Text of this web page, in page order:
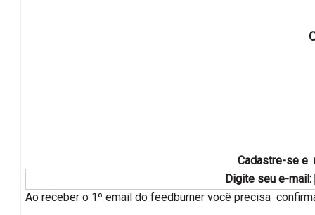
Cadastre-se e
Digite seu e-mail:
Ao receber o 1º email do feedburner você precisa